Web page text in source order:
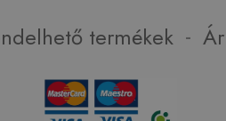
termékek -